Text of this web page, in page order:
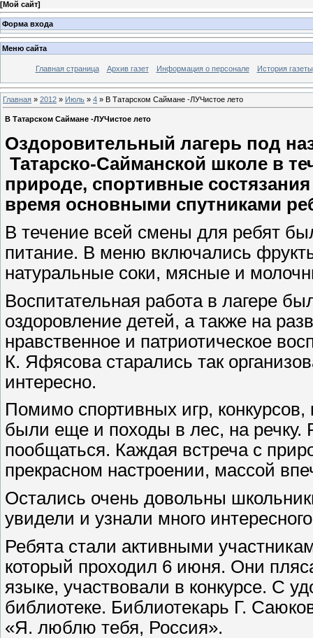
[Мой сайт]
Форма входа
Меню сайта
Главная страница Архив газет Информация о персонале История газеты
Главная » 2012 » Июль » 4 » В Татарском Саймане -ЛУЧистое лето
В Татарском Саймане -ЛУЧистое лето
Оздоровительный лагерь под
Татарско-Сайманской школе в
природе, спортивные
время основными спутниками
В течение всей смены для ребят
питание. В меню включались
натуральные соки, мясные и
Воспитательная работа в лагере
оздоровление детей, а также на
нравственное и патриотическое
К. Яфясова старались так
интересно.
Помимо спортивных игр,
были еще и походы в лес, на речку.
пообщаться. Каждая встреча с
прекрасном настроении, массой
Остались очень довольны
увидели и узнали много
Ребята стали активными
который проходил 6 июня. Они
языке, участвовали в конкурсе. С
библиотеке. Библиотекарь Г.
«Я. люблю тебя, Россия».